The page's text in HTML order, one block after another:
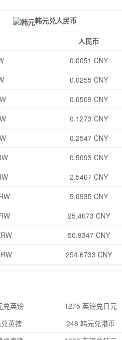
韩元兑人民币
人民币
0.0051 CNY
0.0255 CNY
0.0509 CNY
0.1273 CNY
0.2547 CNY
0.5093 CNY
2.5467 CNY
5.0935 CNY
25.4673 CNY
50.9347 CNY
254.6733 CNY
兑英镑
1275 英镑兑日元
英镑
248 韩元兑港币